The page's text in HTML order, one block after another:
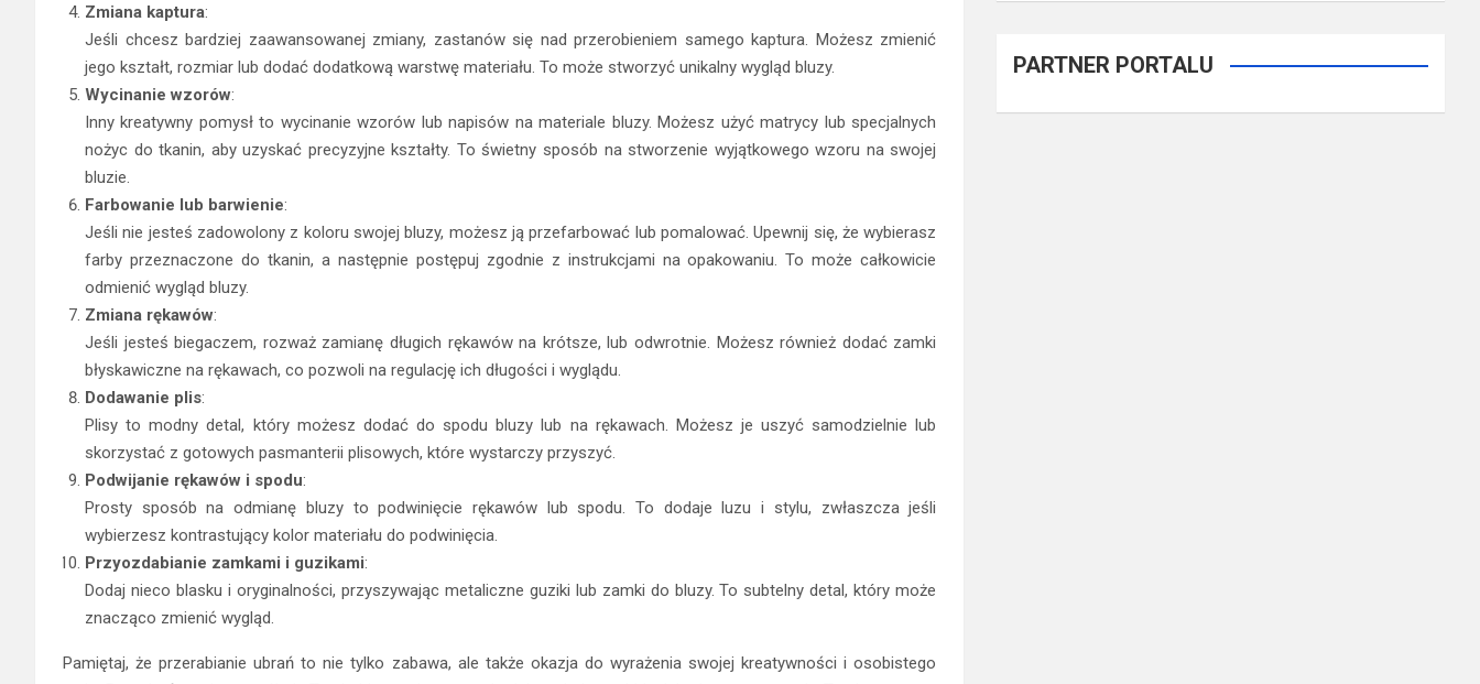
Zmiana kaptura:
Jeśli chcesz bardziej zaawansowanej zmiany, zastanów się nad przerobieniem samego kaptura. Możesz zmienić
jego kształt, rozmiar lub dodać dodatkową warstwę materiału. To może stworzyć unikalny wygląd bluzy.
Wycinanie wzorów:
Inny kreatywny pomysł to wycinanie wzorów lub napisów na materiale bluzy. Możesz użyć matrycy lub specjalnych
nożyc do tkanin, aby uzyskać precyzyjne kształty. To świetny sposób na stworzenie wyjątkowego wzoru na swojej
bluzie.
Farbowanie lub barwienie:
Jeśli nie jesteś zadowolony z koloru swojej bluzy, możesz ją przefarbować lub pomalować. Upewnij się, że wybierasz
farby przeznaczone do tkanin, a następnie postępuj zgodnie z instrukcjami na opakowaniu. To może całkowicie
odmienić wygląd bluzy.
Zmiana rękawów:
Jeśli jesteś biegaczem, rozważ zamianę długich rękawów na krótsze, lub odwrotnie. Możesz również dodać zamki
błyskawiczne na rękawach, co pozwoli na regulację ich długości i wyglądu.
Dodawanie plis:
Plisy to modny detal, który możesz dodać do spodu bluzy lub na rękawach. Możesz je uszyć samodzielnie lub
skorzystać z gotowych pasmanterii plisowych, które wystarczy przyszyć.
Podwijanie rękawów i spodu:
Prosty sposób na odmianę bluzy to podwinięcie rękawów lub spodu. To dodaje luzu i stylu, zwłaszcza jeśli
wybierzesz kontrastujący kolor materiału do podwinięcia.
Przyozdabianie zamkami i guzikami:
Dodaj nieco blasku i oryginalności, przyszywając metaliczne guziki lub zamki do bluzy. To subtelny detal, który może
znacząco zmienić wygląd.
Pamiętaj, że przerabianie ubrań to nie tylko zabawa, ale także okazja do wyrażenia swojej kreatywności i osobistego
PARTNER PORTALU